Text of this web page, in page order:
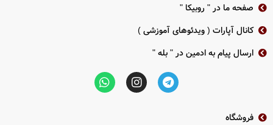
صفحه ما در " روبیکا "
کانال آپارات ( ویدئوهای آموزشی )
ارسال پیام به ادمین در " بله "
فروشگاه